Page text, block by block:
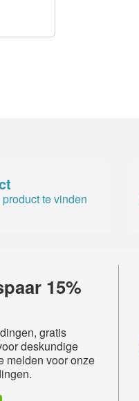
te vinden
15%
gratis
deskundige
melden voor onze